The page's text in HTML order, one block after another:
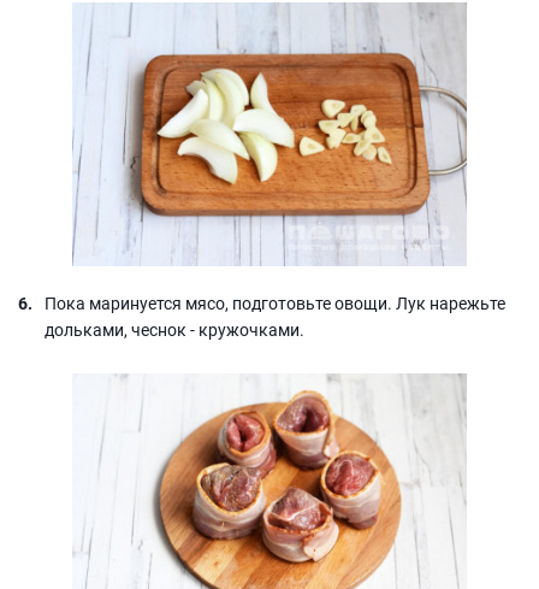
Пока маринуется мясо, подготовьте овощи. Лук нарежьте
дольками, чеснок - кружочками.